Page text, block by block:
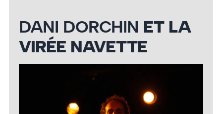
DANI DORCHIN ET LA
VIRÉE NAVETTE